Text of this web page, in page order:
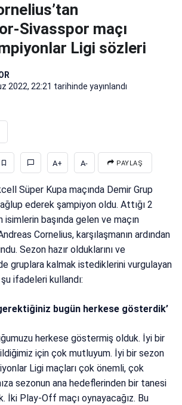
Sivasspor maçı
Ligi sözleri
2022, 22:21 tarihinde yayınlandı
A+ A- PAYLAŞ
Süper Kupa maçında Demir Grup
ederek şampiyon oldu. Attığı 2
başında gelen ve maçın
Cornelius, karşılaşmanın ardından
Sezon hazır olduklarını ve
gruplara kalmak istediklerini vurgulayan
ifadeleri kullandı:
bugün herkese gösterdik’
herkese göstermiş olduk. İyi bir
için çok mutluyum. İyi bir sezon
Ligi maçları çok önemli, çok
sezonun ana hedeflerinden bir tanesi
İki Play-Off maçı oynayacağız. Bu